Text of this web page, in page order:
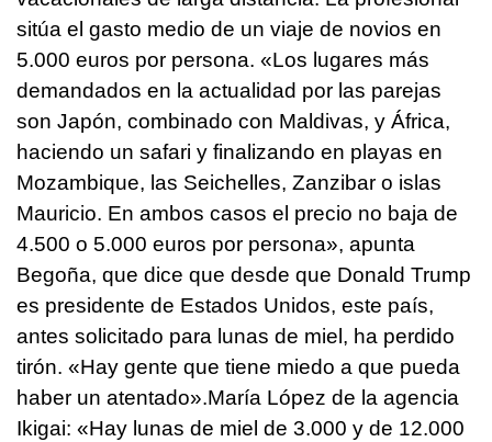
sitúa el gasto medio de un viaje de novios en
5.000 euros por persona. «Los lugares más
demandados en la actualidad por las parejas
son Japón, combinado con Maldivas, y África,
haciendo un safari y finalizando en playas en
Mozambique, las Seichelles, Zanzibar o islas
Mauricio. En ambos casos el precio no baja de
4.500 o 5.000 euros por persona», apunta
Begoña, que dice que desde que Donald Trump
es presidente de Estados Unidos, este país,
antes solicitado para lunas de miel, ha perdido
tirón. «Hay gente que tiene miedo a que pueda
haber un atentado».María López de la agencia
Ikigai: «Hay lunas de miel de 3.000 y de 12.000